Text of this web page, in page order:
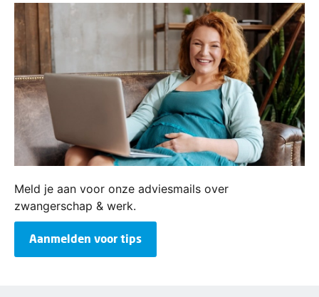
Meld je aan voor onze adviesmails over
zwangerschap & werk.
Aanmelden voor tips